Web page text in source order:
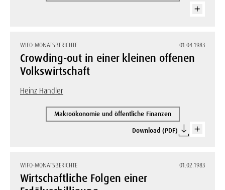
WIFO-MONATSBERICHTE 01.04.1983
Crowding-out in einer kleinen offenen
Volkswirtschaft
Heinz Handler
Makroökonomie und öffentliche Finanzen
Download (PDF)
WIFO-MONATSBERICHTE 01.02.1983
Wirtschaftliche Folgen einer